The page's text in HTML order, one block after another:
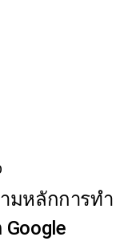
มหลักการทำ